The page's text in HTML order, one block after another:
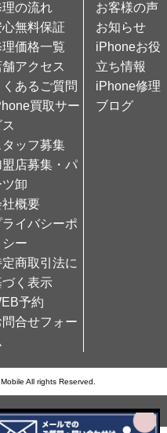
理の流れ
心無料保証
理価格一覧
舗アクセス
くあるご質問
買取サー
ス
タッフ募集
盟店募集・パ
ツ卸
社概要
ライバシーポ
シー
商取引法に
づく表示
予約
問合せフォー
お客様の声
お知らせ
iPhoneお役
立ち情報
iPhone修理
ブログ
All rights Reserved.